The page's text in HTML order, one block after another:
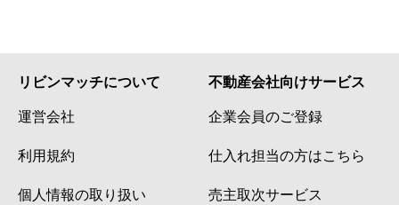
リビンマッチについて
運営会社
利用規約
個人情報の取り扱い
不動産会社向けサービス
企業会員のご登録
仕入れ担当の方はこちら
売主取次サービス